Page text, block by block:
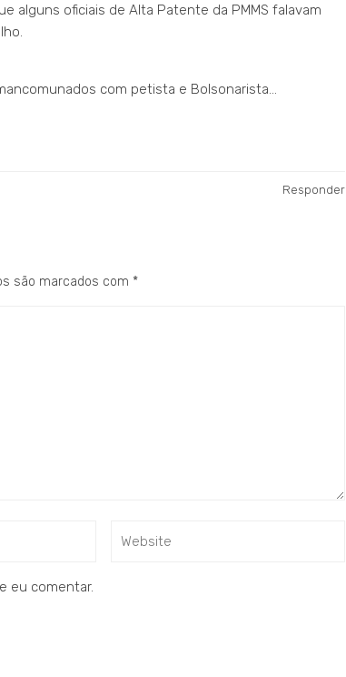
alguns oficiais de Alta Patente da PMMS falavam
com petista e Bolsonarista…
Responder
são marcados com *
eu comentar.